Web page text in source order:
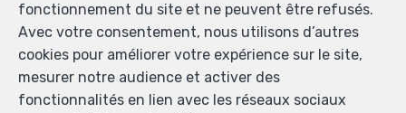
fonctionnement du site et ne peuvent être refusés.
Avec votre consentement, nous utilisons d’autres
cookies pour améliorer votre expérience sur le site,
mesurer notre audience et activer des
fonctionnalités en lien avec les réseaux sociaux